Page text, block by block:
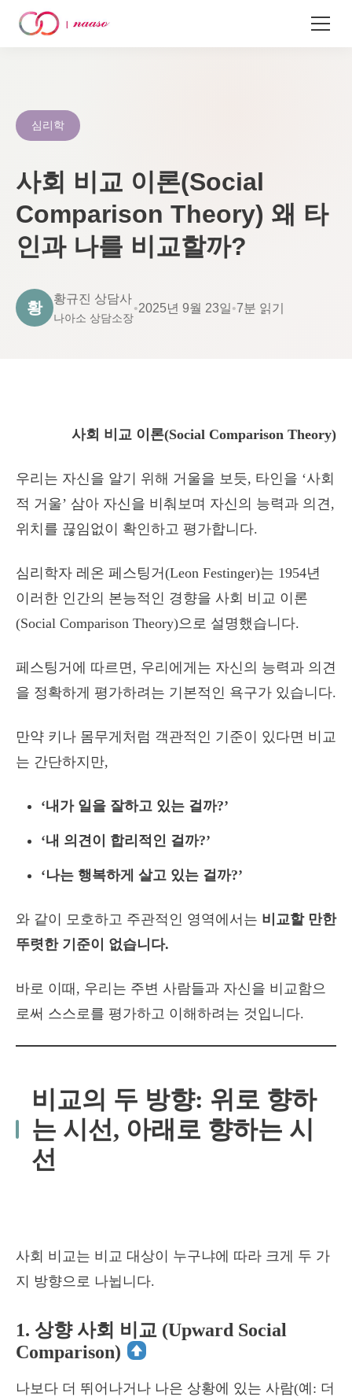
심리학
사회 비교 이론(Social
Comparison Theory) 왜 타
인과 나를 비교할까?
황
황규진 상담사
나아소 상담소장
•2025년 9월 23일•7분 읽기
사회 비교 이론(Social Comparison Theory)
우리는 자신을 알기 위해 거울을 보듯, 타인을 ‘사회
적 거울’ 삼아 자신을 비춰보며 자신의 능력과 의견,
위치를 끊임없이 확인하고 평가합니다.
심리학자 레온 페스팅거(Leon Festinger)는 1954년
이러한 인간의 본능적인 경향을 사회 비교 이론
(Social Comparison Theory)으로 설명했습니다.
페스팅거에 따르면, 우리에게는 자신의 능력과 의견
을 정확하게 평가하려는 기본적인 욕구가 있습니다.
만약 키나 몸무게처럼 객관적인 기준이 있다면 비교
는 간단하지만,
‘내가 일을 잘하고 있는 걸까?’
‘내 의견이 합리적인 걸까?’
‘나는 행복하게 살고 있는 걸까?’
와 같이 모호하고 주관적인 영역에서는 비교할 만한
뚜렷한 기준이 없습니다.
바로 이때, 우리는 주변 사람들과 자신을 비교함으
로써 스스로를 평가하고 이해하려는 것입니다.
비교의 두 방향: 위로 향하
는 시선, 아래로 향하는 시
선
사회 비교는 비교 대상이 누구냐에 따라 크게 두 가
지 방향으로 나뉩니다.
1. 상향 사회 비교 (Upward Social
Comparison)
나보다 더 뛰어나거나 나은 상황에 있는 사람(예: 더